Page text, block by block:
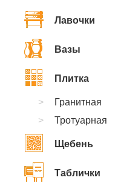
Лавочки
Вазы
Плитка
Гранитная
Тротуарная
Щебень
Таблички